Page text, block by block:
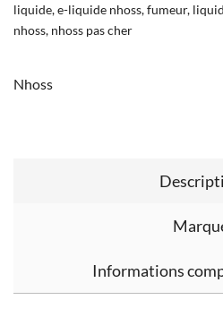
liquide,e-liquide nhoss,fumeur,
nhoss, nhoss pas cher
Nhoss
Informations